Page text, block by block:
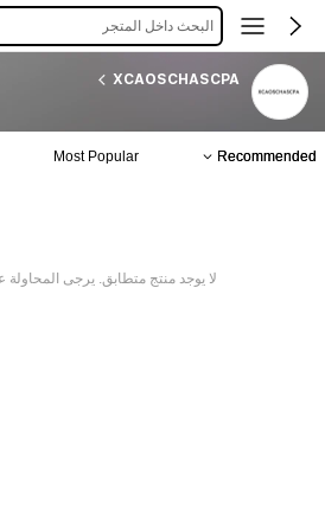
البحث داخل المتجر
XCAOSCHASCPA
Recommended
Most Popular
لا يوجد منتج متطابق. يرجى المحاولة